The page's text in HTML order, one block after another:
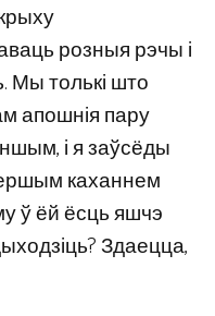
розныя рэчы і
Мы толькі што
апошнія пару
і я заўсёды
каханнем
ў ёй ёсць яшчэ
Здаецца,